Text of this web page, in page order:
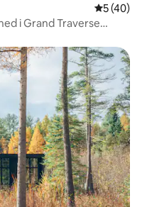
5 ud af 5 i
5 (40)
i Grand Traverse